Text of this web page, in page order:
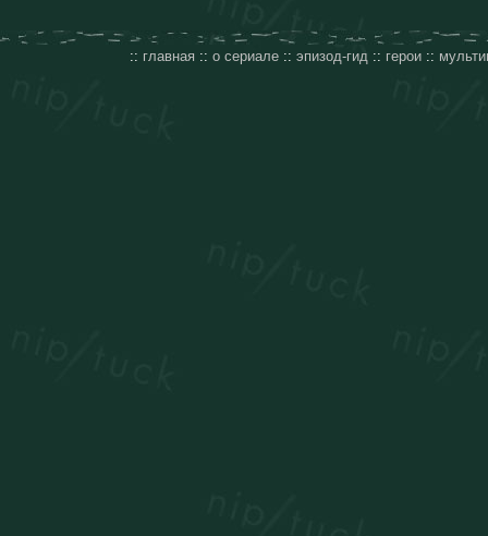
:: главная :: о сериале :: эпизод-гид :: герои ::